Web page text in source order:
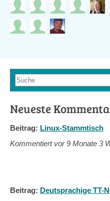
Suchformular
Suche
Neueste
Beitrag: Linux-Stammtisch
Kommentiert vor9 Monate 3
Beitrag: Deutsprachige TT-